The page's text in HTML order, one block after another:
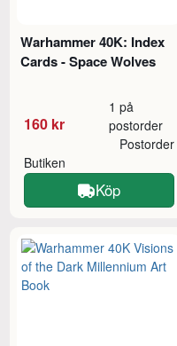
Warhammer 40K: Index
Cards - Space Wolves
160 kr
1 på
postorder
Butiken
Postorder
Köp